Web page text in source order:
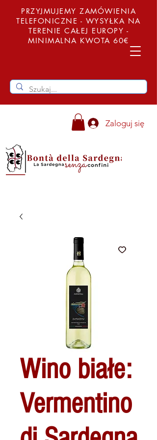
PRZYJMUJEMY ZAMÓWIENIA
TELEFONICZNE - WYSYŁKA NA
TERENIE CAŁEJ EUROPY -
MINIMALNA KWOTA 60€
Zaloguj się
Wino białe:
Vermentino